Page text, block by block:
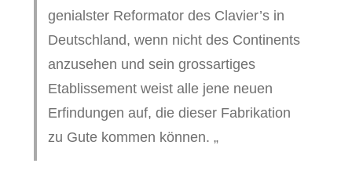
genialster Reformator des Clavier’s in
Deutschland, wenn nicht des Continents
anzusehen und sein grossartiges
Etablissement weist alle jene neuen
Erfindungen auf, die dieser Fabrikation
zu Gute kommen können. „